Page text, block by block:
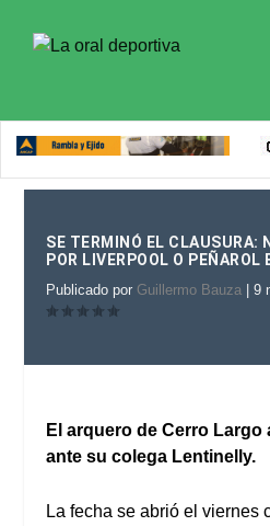
SE TERMINÓ EL CLAUSURA:
POR LIVERPOOL O PEÑAROL
Publicado por Guillermo Bauza |9
El arquero de Cerro
ante su colega Lentinelly.
La fecha se abrió el viernes